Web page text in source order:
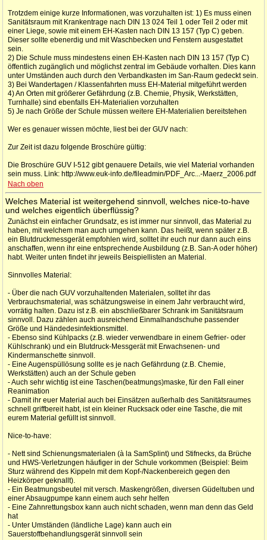
Trotzdem einige kurze Informationen, was vorzuhalten ist: 1) Es muss einen
Sanitätsraum mit Krankentrage nach DIN 13 024 Teil 1 oder Teil 2 oder mit
einer Liege, sowie mit einem EH-Kasten nach DIN 13 157 (Typ C) geben.
Dieser sollte ebenerdig und mit Waschbecken und Fenstern ausgestattet
sein.
2) Die Schule muss mindestens einen EH-Kasten nach DIN 13 157 (Typ C)
öffentlich zugänglich und möglichst zentral im Gebäude vorhalten. Dies kann
unter Umständen auch durch den Verbandkasten im San-Raum gedeckt sein.
3) Bei Wandertagen / Klassenfahrten muss EH-Material mitgeführt werden
4) An Orten mit größerer Gefährdung (z.B. Chemie, Physik, Werkstätten,
Turnhalle) sind ebenfalls EH-Materialien vorzuhalten
5) Je nach Größe der Schule müssen weitere EH-Materialien bereitstehen
Wer es genauer wissen möchte, liest bei der GUV nach:
Zur Zeit ist dazu folgende Broschüre gültig:
Die Broschüre GUV I-512 gibt genauere Details, wie viel Material vorhanden
sein muss. Link: http://www.euk-info.de/fileadmin/PDF_Arc...-Maerz_2006.pdf
Nach oben
Welches Material ist weitergehend sinnvoll, welches nice-to-have
und welches eigentlich überflüssig?
Zunächst ein einfacher Grundsatz, es ist immer nur sinnvoll, das Material zu
haben, mit welchem man auch umgehen kann. Das heißt, wenn später z.B.
ein Blutdruckmessgerät empfohlen wird, solltet ihr euch nur dann auch eins
anschaffen, wenn ihr eine entsprechende Ausbildung (z.B. San-A oder höher)
habt. Weiter unten findet ihr jeweils Beispiellisten an Material.
Sinnvolles Material:
- Über die nach GUV vorzuhaltenden Materialen, solltet ihr das
Verbrauchsmaterial, was schätzungsweise in einem Jahr verbraucht wird,
vorrätig halten. Dazu ist z.B. ein abschließbarer Schrank im Sanitätsraum
sinnvoll. Dazu zählen auch ausreichend Einmalhandschuhe passender
Größe und Händedesinfektionsmittel.
- Ebenso sind Kühlpacks (z.B. wieder verwendbare in einem Gefrier- oder
Kühlschrank) und ein Blutdruck-Messgerät mit Erwachsenen- und
Kindermanschette sinnvoll.
- Eine Augenspüllösung sollte es je nach Gefährdung (z.B. Chemie,
Werkstätten) auch an der Schule geben
- Auch sehr wichtig ist eine Taschen(beatmungs)maske, für den Fall einer
Reanimation
- Damit ihr euer Material auch bei Einsätzen außerhalb des Sanitätsraumes
schnell griffbereit habt, ist ein kleiner Rucksack oder eine Tasche, die mit
eurem Material gefüllt ist sinnvoll.
Nice-to-have:
- Nett sind Schienungsmaterialen (à la SamSplint) und Stifnecks, da Brüche
und HWS-Verletzungen häufiger in der Schule vorkommen (Beispiel: Beim
Sturz während des Kippeln mit dem Kopf-/Nackenbereich gegen den
Heizkörper geknallt).
- Ein Beatmungsbeutel mit versch. Maskengrößen, diversen Güdeltuben und
einer Absaugpumpe kann einem auch sehr helfen
- Eine Zahnrettungsbox kann auch nicht schaden, wenn man denn das Geld
hat
- Unter Umständen (ländliche Lage) kann auch ein
Sauerstoffbehandlungsgerät sinnvoll sein